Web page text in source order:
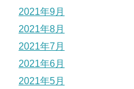
2021年9月
2021年8月
2021年7月
2021年6月
2021年5月